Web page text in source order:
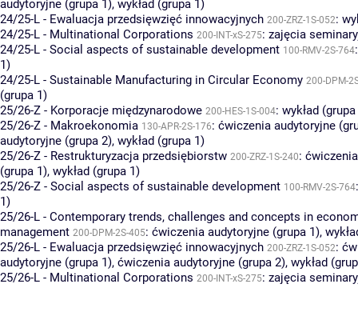
audytoryjne (grupa 1), wykład (grupa 1)
24/25-L - Ewaluacja przedsięwzięć innowacyjnych 200-ZRZ-1S-052:
24/25-L - Multinational Corporations 200-INT-xS-275: zajęcia
24/25-L - Social aspects of sustainable development 100-RMV-2S-764
1)
24/25-L - Sustainable Manufacturing in Circular Economy 200-DPM-
(grupa 1)
25/26-Z - Korporacje międzynarodowe 200-HES-1S-004: wykład
25/26-Z - Makroekonomia 130-APR-2S-176: ćwiczenia audytoryjne
audytoryjne (grupa 2), wykład (grupa 1)
25/26-Z - Restrukturyzacja przedsiębiorstw 200-ZRZ-1S-240:
(grupa 1), wykład (grupa 1)
25/26-Z - Social aspects of sustainable development 100-RMV-2S-764
1)
25/26-L - Contemporary trends, challenges and concepts in
management 200-DPM-2S-405: ćwiczenia audytoryjne (grupa 1),
25/26-L - Ewaluacja przedsięwzięć innowacyjnych 200-ZRZ-1S-052:
audytoryjne (grupa 1), ćwiczenia audytoryjne (grupa 2), wykład
25/26-L - Multinational Corporations 200-INT-xS-275: zajęcia